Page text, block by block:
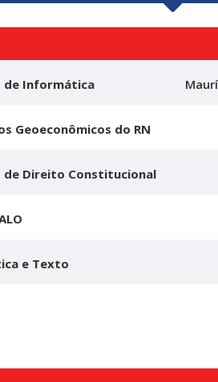
de Informática
Geoeconômicos do RN
de Direito Constitucional
e Texto